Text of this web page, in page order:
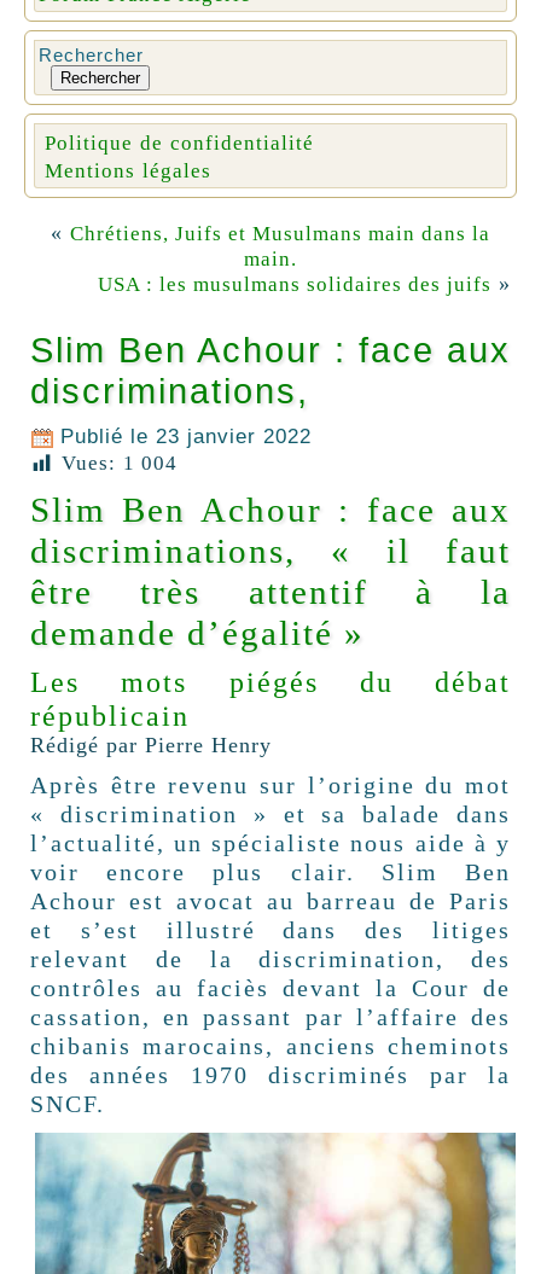
Rechercher
Rechercher
Politique de confidentialité
Mentions légales
« Chrétiens, Juifs et Musulmans main dans la
main.
USA : les musulmans solidaires des juifs »
Slim Ben Achour : face aux
discriminations,
Publié le 23 janvier 2022
Vues: 1 004
Slim Ben Achour : face aux
discriminations, « il faut
être très attentif à la
demande d’égalité »
Les mots piégés du débat
républicain
Rédigé par Pierre Henry
Après être revenu sur l’origine du mot
« discrimination » et sa balade dans
l’actualité, un spécialiste nous aide à y
voir encore plus clair. Slim Ben
Achour est avocat au barreau de Paris
et s’est illustré dans des litiges
relevant de la discrimination, des
contrôles au faciès devant la Cour de
cassation, en passant par l’affaire des
chibanis marocains, anciens cheminots
des années 1970 discriminés par la
SNCF.